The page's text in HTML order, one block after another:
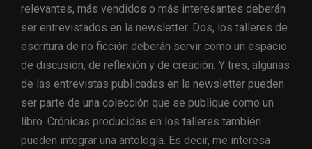
relevantes, más vendidos o más interesantes deberán
ser entrevistados en la newsletter. Dos, los talleres de
escritura de no ficción deberán servir como un espacio
de discusión, de reflexión y de creación. Y tres, algunas
de las entrevistas publicadas en la newsletter pueden
ser parte de una colección que se publique como un
libro. Crónicas producidas en los talleres también
pueden integrar una antología. Es decir, me interesa